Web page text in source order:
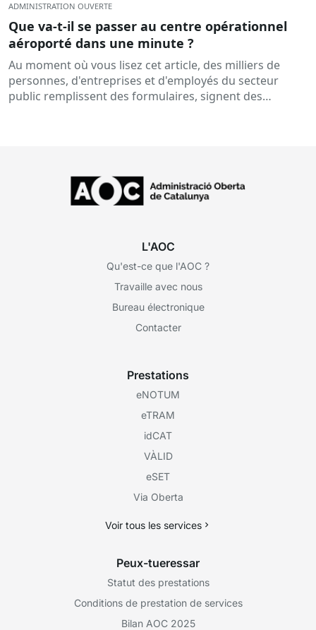
ADMINISTRATION OUVERTE
Que va-t-il se passer au centre opérationnel
aéroporté dans une minute ?
Au moment où vous lisez cet article, des milliers de
personnes, d'entreprises et d'employés du secteur
public remplissent des formulaires, signent des
L'AOC
Qu'est-ce que l'AOC ?
Travaille avec nous
Bureau électronique
Contacter
Prestations
eNOTUM
eTRAM
idCAT
VÀLID
eSET
Via Oberta
Voir tous les services
Peux-tueressar
Statut des prestations
Conditions de prestation de services
Bilan AOC 2025